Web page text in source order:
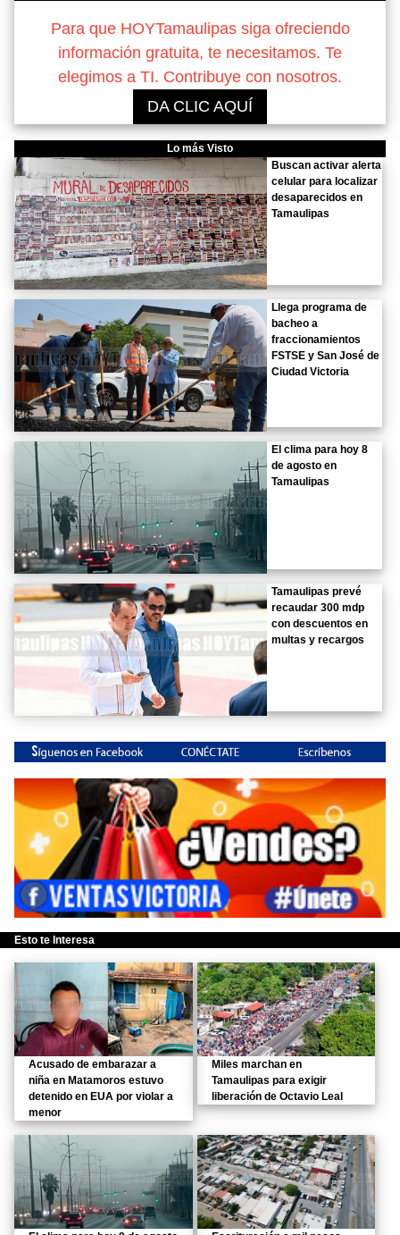
Para que HOYTamaulipas siga ofreciendo
información gratuita, te necesitamos. Te
elegimos a TI. Contribuye con nosotros.
DA CLIC AQUÍ
Lo más Visto
Buscan activar alerta
celular para localizar
desaparecidos en
Tamaulipas
Llega programa de
bacheo a
fraccionamientos
FSTSE y San José de
Ciudad Victoria
El clima para hoy 8
de agosto en
Tamaulipas
Tamaulipas prevé
recaudar 300 mdp
con descuentos en
multas y recargos
Esto te Interesa
Acusado de embarazar a
niña en Matamoros estuvo
detenido en EUA por violar a
menor
Miles marchan en
Tamaulipas para exigir
liberación de Octavio Leal